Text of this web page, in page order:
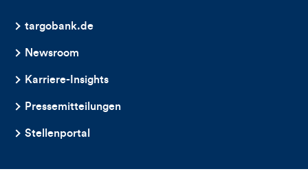
targobank.de
Newsroom
Karriere-Insights
Pressemitteilungen
Stellenportal